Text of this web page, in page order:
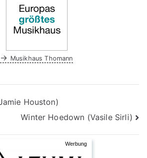
→ Musikhaus Thomann
Houston)
Winter Hoedown (Vasile Sirli)